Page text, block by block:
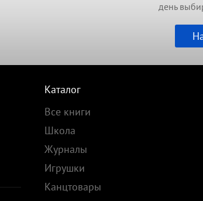
день
Каталог
Все книги
Школа
Журналы
Игрушки
Канцтовары